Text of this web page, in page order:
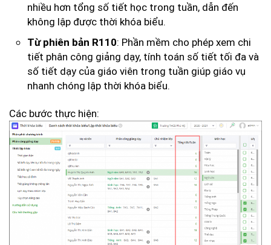
nhiều hơn tổng số tiết học trong tuần, dẫn đến
không lập được thời khóa biểu.
Từ phiên bản R110: Phần mềm cho phép xem chi
tiết phân công giảng dạy, tính toán số tiết tối đa và
số tiết dạy của giáo viên trong tuần giúp giáo vụ
nhanh chóng lập thời khóa biểu.
Các bước thực hiện: